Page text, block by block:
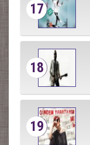
17
18
19